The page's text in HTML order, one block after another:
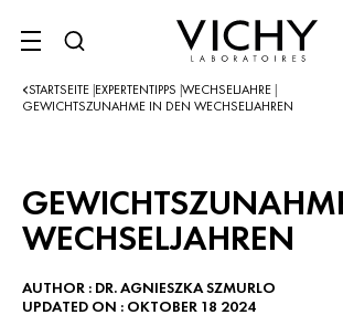
SITE MENU
STARTSEITE EXPERTENTIPPS WECHSELJAHRE
GEWICHTSZUNAHME IN DEN WECHSELJAHREN
WECHSELJAHREN
AUTHOR : DR. AGNIESZKA SZMURLO
UPDATED ON : OKTOBER 18 2024